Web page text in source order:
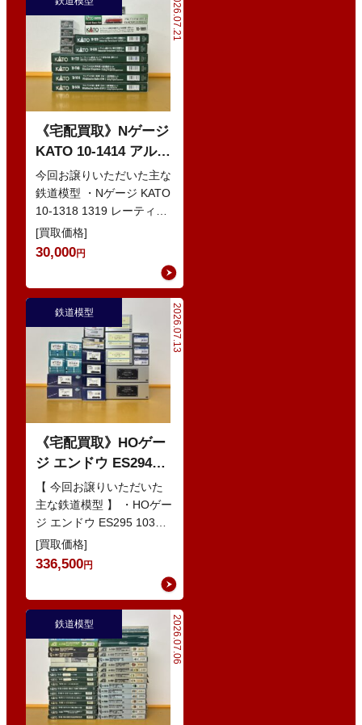
2026.07.21
《宅配買取》Nゲージ
KATO 10-1414 アルプ
スの赤い客車 EWI な
どの鉄道模型
今回お譲りいただいた主な
鉄道模型 ・Nゲージ KATO
10-1318 1319 レーティッ
シュ鉄道 ベルニナ急行 ・
Nゲージ K…
[買取価格]
30,000円
2026.07.13
鉄道模型
《宅配買取》HOゲー
ジ エンドウ ES294
103系1200番代 東西線
色 基本5輌 Nセット
などの鉄道模型
【 今回お譲りいただいた
主な鉄道模型 】 ・HOゲー
ジ エンドウ ES295 103系
1200番代 東西線色 中間5
輌 Oセット …
[買取価格]
336,500円
2026.07.06
鉄道模型